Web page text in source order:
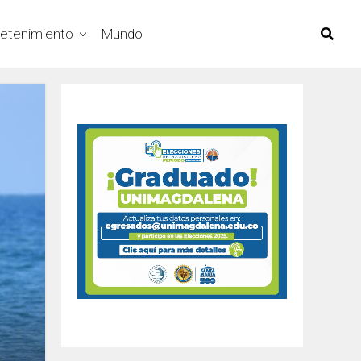
Mundo